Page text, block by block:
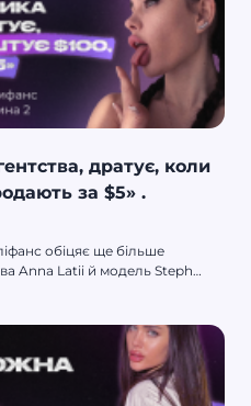
Зрештою, маєш же ти
дратує, коли
за $5» .
обіцяє ще більше
Anna Latii й модель Steph
чи можна заробляти $100
бік успіху, і як у жодному разі